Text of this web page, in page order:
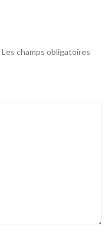
Les champs obligatoires